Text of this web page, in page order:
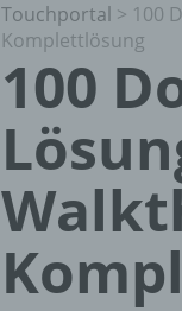
Touchportal > 100
Komplettlösung
100